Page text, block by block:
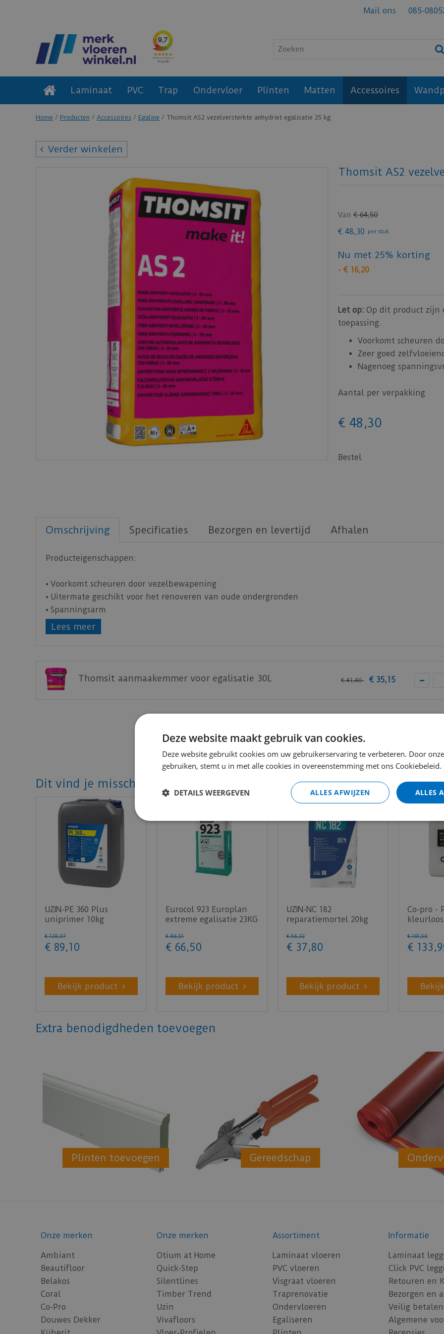
Home Producten Accessoires Egaline Thomsit AS2 vezelversterkte anhydriet egalisatie 25 kg
Mail ons 085-
Laminaat PVC Trap Ondervloer Plinten Matten Accessoires
Verder winkelen
Thomsit AS2
Van € 64,50
€ 48,30 per stuk
Nu met 25% korting
- € 16,20
Let op: Op dit product zijn
toepassing.
Voorkomt scheuren
Zeer goed
Nagenoeg
Aantal per verpakking
€ 48 ,30
Bestel
Omschrijving Specificaties Bezorgen en levertijd Afhalen
Producteigenschappen:
• Voorkomt scheuren door vezelbewapening
• Uitermate geschikt voor het renoveren van oude ondergronden
• Spanningsarm
• Zelfvloeiend en verpompbaar
• Geen wachttijd na het voorstrijken van calciumsulfaat ondergronden
Vezelversterkt egaliseermiddel op basis van calciumsulfaat voor het maken van
vloerbedekking. Thomsit AS 2 is geschikt voor gebruik op geschikte:
• dekvloeren van beton en magnesia, magnesiumoxychloride, en gietasfaltvloeren
• houten vloeren, droge dekvloeren
• keramische tegels, natuursteen en terrazzo
• oude ondergronden met stevig vastzittende, watervaste lijmresten.
Thomsit AS 2 kan worden gebruikt op gietasfaltvloeren tot 10 mm. Geschikt voor gebruik onder
met een elastische Thomsit-lijm. Uitsluitend voor gebruik in droge binnenruimtes. Niet gebruiken
aan de hoogste eisen ten aanzien van veilige werkomstandigheden, een gezond binnenklimaat en
Verbruik: 1,5 kg/m2 per mm laagdikte
Bekijkhierhet productblad voor alle technische gegevens.
hiervoor het veiligheidsblad.
Lees meer
Thomsit aanmaakemmer voor egalisatie 30L € 41,40 € 35,15
Totaal
Dit vind je misschien ook mooi!
UZIN-PE 360 Plus
uniprimer 10kg
€ 128,07
€ 89,10
Bekijk product
Eurocol 923 Europlan
extreme egalisatie 23KG
€ 86,51
€ 66,50
Bekijk product
UZIN-NC 182
reparatiemortel 20kg
€ 56,32
€ 37,80
Bekijk product
Co-pro -
€ 191,50
€ 133 ,
Extra benodigdheden toevoegen
Plinten toevoegen Gereedschap
Onze merken
Ambiant
Beautifloor
Belakos
Coral
Co-Pro
Douwes Dekker
Onze merken
Otium at Home
Quick-Step
Silentlines
Timber Trend
Uzin
Vivafloors
Assortiment
Laminaat vloeren
PVC vloeren
Visgraat vloeren
Traprenovatie
Ondervloeren
Egaliseren
Informatie
Laminaat
Click PVC
Retouren en
Bezorgen en
Veilig betalen
Algemene
Deze website maakt gebruik van cookies.
Deze website gebruikt cookies om uw gebruikerservaring te verbeteren. Door
gebruiken, stemt u in met alle cookies in overeenstemming met ons Cookiebeleid.
ALLES
ALLES AFWIJZEN
DETAILS WEERGEVEN